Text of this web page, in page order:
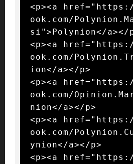
<p><a
ook.com/
si">Polynion</a></
<p><a
ook.com/
ion</a></p>
<p><a
ook.com/
nion</a></p>
<p><a
ook.com/
ynion</a></p>
<p><a